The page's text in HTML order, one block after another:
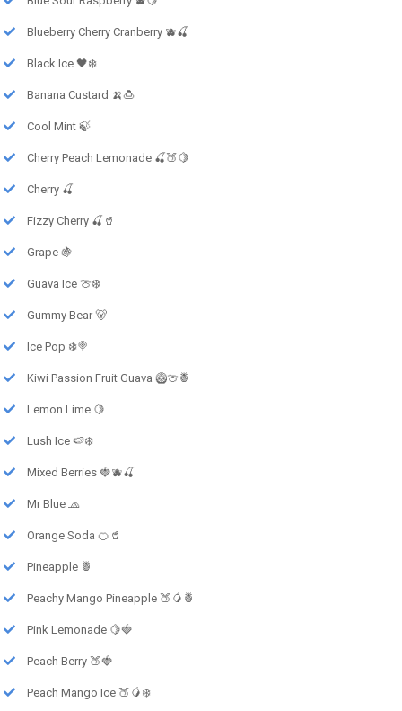
Blueberry Cherry Cranberry 🫐🍒
Black Ice 🖤❄️
Banana Custard 🍌🍮
Cool Mint 🍃
Cherry Peach Lemonade 🍒🍑🍋
Cherry 🍒
Fizzy Cherry 🍒🥤
Grape 🍇
Guava Ice 🍈❄️
Gummy Bear 🐻
Ice Pop ❄️🍭
Kiwi Passion Fruit Guava 🥝🍈🍍
Lemon Lime 🍋
Lush Ice 🍉❄️
Mixed Berries 🍓🫐🍒
Mr Blue 🧢
Orange Soda 🍊🥤
Pineapple 🍍
Peachy Mango Pineapple 🍑🥭🍍
Pink Lemonade 🍋🍓
Peach Berry 🍑🍓
Peach Mango Ice 🍑🥭❄️